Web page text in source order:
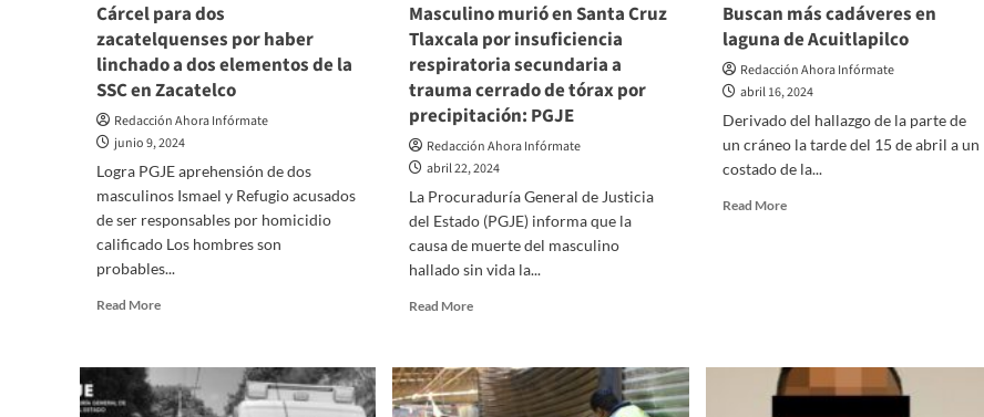
sin
vida
en
Nativitas
Cárcel para dos
zacatelquenses por haber
linchado a dos elementos de la
SSC en Zacatelco
Redacción Ahora Infórmate
junio 9, 2024
Logra PGJE aprehensión de dos
masculinos Ismael y Refugio acusados
de ser responsables por homicidio
calificado Los hombres son
probables...
Read MoreRead
Cárcel
para
dos
Masculino murió en Santa Cruz
Tlaxcala por insuficiencia
respiratoria secundaria a
trauma cerrado de tórax por
precipitación: PGJE
Redacción Ahora Infórmate
abril 22, 2024
La Procuraduría General de Justicia
del Estado (PGJE) informa que la
causa de muerte del masculino
hallado sin vida la...
Read MoreRead
Masculino
murió
en
Buscan más cadáveres en
laguna de Acuitlapilco
Redacción Ahora Infórmate
abril 16, 2024
Derivado del hallazgo de la parte de
un cráneo la tarde del 15 de abril a un
costado de la...
Read MoreRead
de
Acuitlapilco